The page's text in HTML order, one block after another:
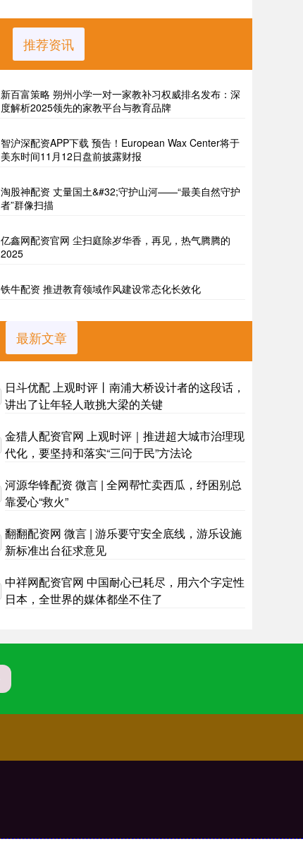
推荐资讯
新百富策略 朔州小学一对一家教补习权威排名发布：深
度解析2025领先的家教平台与教育品牌
智沪深配资APP下载 预告！European Wax Center将于
美东时间11月12日盘前披露财报
淘股神配资 丈量国土&#32;守护山河——“最美自然守护
者”群像扫描
亿鑫网配资官网 尘扫庭除岁华香，再见，热气腾腾的
2025
铁牛配资 推进教育领域作风建设常态化长效化
最新文章
日斗优配 上观时评丨南浦大桥设计者的这段话，
讲出了让年轻人敢挑大梁的关键
金猎人配资官网 上观时评｜推进超大城市治理现
代化，要坚持和落实“三问于民”方法论
河源华锋配资 微言 | 全网帮忙卖西瓜，纾困别总
靠爱心“救火”
翻翻配资网 微言 | 游乐要守安全底线，游乐设施
新标准出台征求意见
中祥网配资官网 中国耐心已耗尽，用六个字定性
日本，全世界的媒体都坐不住了